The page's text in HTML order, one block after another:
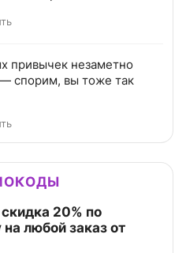
привычек незаметно
спорим, вы тоже так
скидка 20% по
любой заказ от